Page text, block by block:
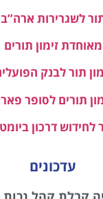
לשגרירות ארה”ב
מאוחדת זימון תורים
תור לבנק
תורים לסופר
לחידוש דרכון
עדכונים